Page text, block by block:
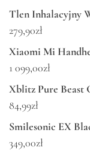
Tlen Inhalacyjny
279,90zł
Xiaomi Mi
1 099,00zł
Xblitz Pure Beast
84,99zł
Smilesonic EX
349,00zł